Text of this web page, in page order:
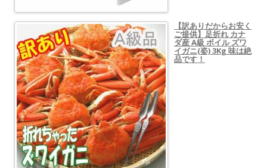
【訳ありだからお安く
ご提供】足折れ カナ
ダ産 A級 ボイル ズワ
イガニ(姿) 3Kg 味は絶
品です！